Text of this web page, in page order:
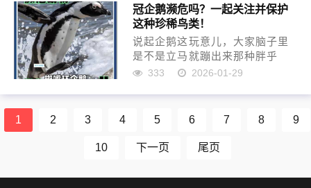
狗。这些小不点儿，看着就跟个
玩具似的，总觉得差点意思。但
是...
冠企鹅濒危吗？一起关注并保护
这种珍稀鸟类！
说起企鹅这玩意儿，大家脑子里
是不是立马就蹦出来那种胖乎
乎、黑白相间，在南极冰天雪地
么几种，呆头呆脑的，可爱得
通的...
333 2026-01-29
1 2 3 4 5 6 7 8 9
10 下一页 尾页